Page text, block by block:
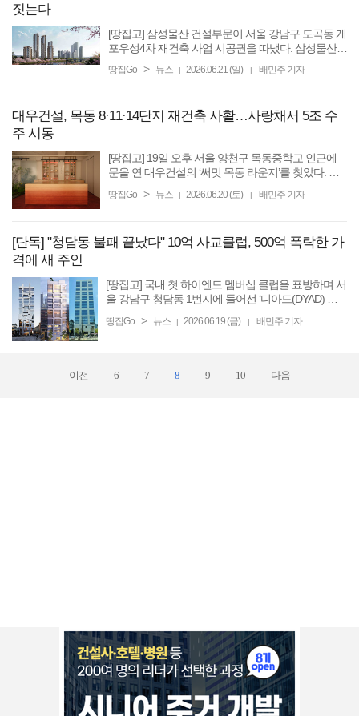
짓는다
[땅집고] 삼성물산 건설부문이 서울 강남구 도곡동 개
포우성4차 재건축 사업 시공권을 따냈다. 삼성물산은
동을 대표하는 하이엔드 주거 단지로 조성하겠다는
땅집Go > 뉴스 | 2026.06.21 (일) | 배민주 기자
대우건설, 목동 8·11·14단지 재건축 사활…사랑채서 5조 수
주 시동
[땅집고] 19일 오후 서울 양천구 목동중학교 인근에
문을 연 대우건설의 ‘써밋 목동 라운지’를 찾았다. 과
로 한국적 고급스러움을 담아내며 조합원 표심 잡기
땅집Go > 뉴스 | 2026.06.20 (토) | 배민주 기자
[단독] "청담동 불패 끝났다" 10억 사교클럽, 500억 폭락한 가
격에 새 주인
[땅집고] 국내 첫 하이엔드 멤버십 클럽을 표방하며 서
울 강남구 청담동 1번지에 들어선 ‘디아드(DYAD) 청
다. 개인 회원 보증금 10억원, 법인 회원 보증금 12억
땅집Go > 뉴스 | 2026.06.19 (금) | 배민주 기자
이전 6 7 8 9 10 다음